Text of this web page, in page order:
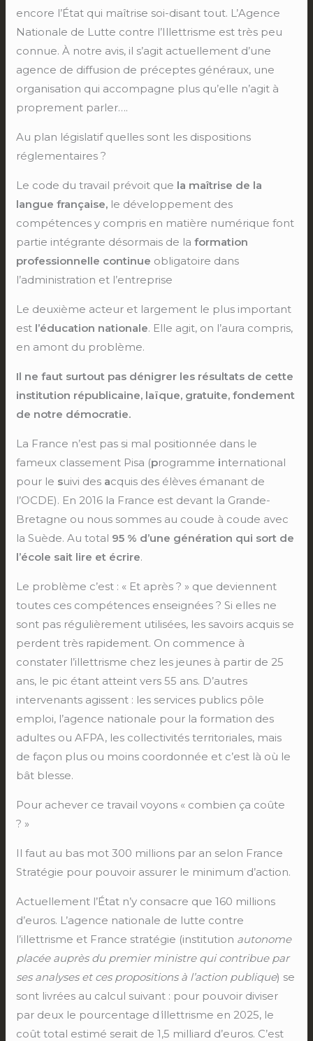
encore l’État qui maîtrise soi-disant tout. L’Agence
Nationale de Lutte contre l’Illettrisme est très peu
connue. À notre avis, il s’agit actuellement d’une
agence de diffusion de préceptes généraux, une
organisation qui accompagne plus qu’elle n’agit à
proprement parler….
Au plan législatif quelles sont les dispositions
réglementaires ?
Le code du travail prévoit que la maîtrise de la
langue française, le développement des
compétences y compris en matière numérique font
partie intégrante désormais de laformation
professionnelle continue obligatoire dans
l’administration et l’entreprise
Le deuxième acteur et largement le plus important
est l’éducation nationale. Elle agit, on l’aura compris,
en amont du problème.
Il ne faut surtout pas dénigrer les résultats de cette
institution républicaine, laïque, gratuite, fondement
de notre démocratie.
La France n’est pas si mal positionnée dans le
fameux classement Pisa (programme international
pour le suivi des acquis des élèves émanant de
l’OCDE). En 2016 la France est devant la Grande-
Bretagne ou nous sommes au coude à coude avec
la Suède. Au total 95 % d’une génération qui sort de
l’école sait lire et écrire.
Le problème c’est : « Et après ? » que deviennent
toutes ces compétences enseignées ? Si elles ne
sont pas régulièrement utilisées, les savoirs acquis se
perdent très rapidement. On commence à
constater l’illettrisme chez les jeunes à partir de 25
ans, le pic étant atteint vers 55 ans. D’autres
intervenants agissent : les services publics pôle
emploi, l’agence nationale pour la formation des
adultes ou AFPA, les collectivités territoriales, mais
de façon plus ou moins coordonnée et c’est là où le
bât blesse.
Pour achever ce travail voyons « combien ça coûte
? »
Il faut au bas mot 300 millions par an selon France
Stratégie pour pouvoir assurer le minimum d’action.
Actuellement l’État n’y consacre que 160 millions
d’euros. L’agence nationale de lutte contre
l’illettrisme et France stratégie (institution autonome
placée auprès du premier ministre qui contribue par
ses analyses et ces propositions à l’action publique) se
sont livrées au calcul suivant : pour pouvoir diviser
par deux le pourcentage d ’illettrisme en 2025, le
coût total estimé serait de 1,5 milliard d’euros. C’est